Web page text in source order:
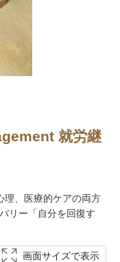
就労継
理、医療的ケアの両方
リー「自分を回復す
画面サイズで表示